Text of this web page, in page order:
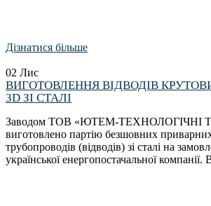
Дізнатися більше
02 Лис
ВИГОТОВЛЕННЯ ВІДВОДІВ
3D ЗІ СТАЛІ
Заводом ТОВ «ЮТЕМ-ТЕХНОЛОГІЧНІ
виготовлено партію безшовних
трубопроводів (відводів) зі сталі на
української енергопостачальної компанії.